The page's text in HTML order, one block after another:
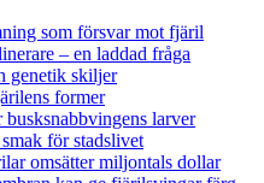
som försvar mot fjäril
– en laddad fråga
genetik skiljer
former
larver
för stadslivet
omsätter miljontals dollar